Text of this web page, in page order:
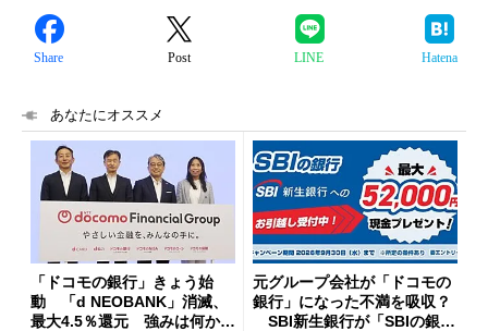
Share Post LINE Hatena
あなたにオススメ
「ドコモの銀行」きょう始
動 「d NEOBANK」消滅、
最大4.5％還元 強みは何か解
元グループ会社が「ドコモの
銀行」になった不満を吸収？
SBI新生銀行が「SBIの銀